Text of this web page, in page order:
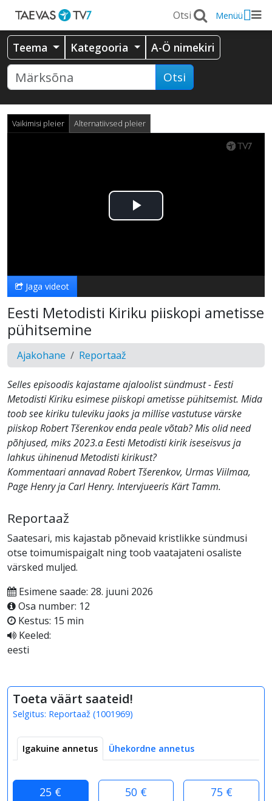
Menüü
Teema Kategooria A-Ö nimekiri
Otsi
Vaikimisi pleier Alternatiivsed pleier
Esita
Jaga videot
Eesti Metodisti Kiriku piiskopi ametisse
pühitsemine
Ajakohane Reportaaž
Selles episoodis kajastame ajaloolist sündmust - Eesti
Metodisti Kiriku esimese piiskopi ametisse pühitsemist. Mida
toob see kiriku tuleviku jaoks ja millise vastutuse värske
piiskop Robert Tšerenkov enda peale võtab? Mis olid need
põhjused, miks 2023.a Eesti Metodisti kirik iseseisvus ja
lahkus ühinenud Metodisti kirikust?
Kommentaari annavad Robert Tšerenkov, Urmas Viilmaa,
Page Henry ja Carl Henry. Intervjueeris Kärt Tamm.
Reportaaž
Saatesari, mis kajastab põnevaid kristlikke sündmusi
otse toimumispaigalt ning toob vaatajateni osaliste
värsked muljed.
Esimene saade: 28. juuni 2026
Osa number: 12
Kestus: 15 min
Keeled:
eesti
Toeta väärt saateid!
Selgitus: Reportaaž (1001969)
Igakuine annetus Ühekordne annetus
25 € 50 € 75 €